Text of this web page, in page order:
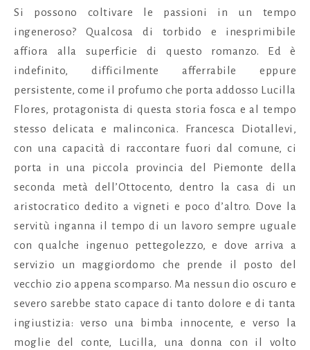
Si possono coltivare le passioni in un tempo
ingeneroso? Qualcosa di torbido e inesprimibile
affiora alla superficie di questo romanzo. Ed è
indefinito, difficilmente afferrabile eppure
persistente, come il profumo che porta addosso Lucilla
Flores, protagonista di questa storia fosca e al tempo
stesso delicata e malinconica. Francesca Diotallevi,
con una capacità di raccontare fuori dal comune, ci
porta in una piccola provincia del Piemonte della
seconda metà dell’Ottocento, dentro la casa di un
aristocratico dedito a vigneti e poco d’altro. Dove la
servitù inganna il tempo di un lavoro sempre uguale
con qualche ingenuo pettegolezzo, e dove arriva a
servizio un maggiordomo che prende il posto del
vecchio zio appena scomparso. Ma nessun dio oscuro e
severo sarebbe stato capace di tanto dolore e di tanta
ingiustizia: verso una bimba innocente, e verso la
moglie del conte, Lucilla, una donna con il volto